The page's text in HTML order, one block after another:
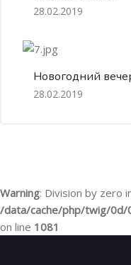
28.02.2019
Новогодний
28.02.2019
Warning: Division by zero
/data/cache/php/twig/0d/
on line 1081